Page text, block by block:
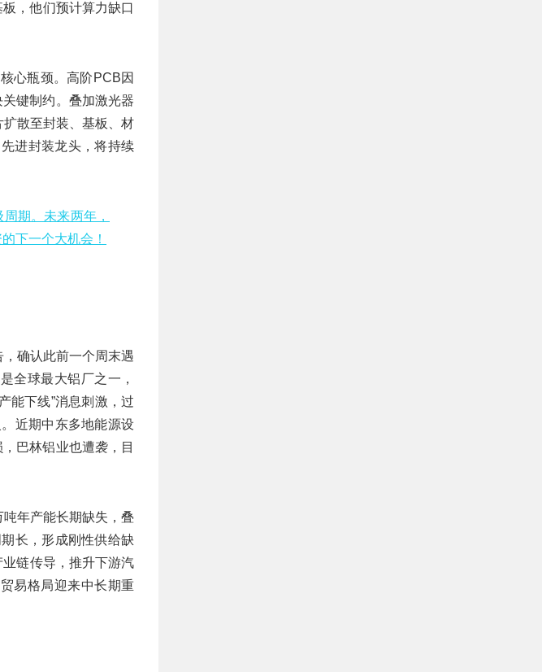
，他们预计算力缺口
心瓶颈。高阶PCB因
键制约。叠加激光器
散至封装、基板、材
进封装龙头，将持续
期。未来两年，
下一个大机会！
确认此前一个周末遇
全球最大铝厂之一，
能下线”消息刺激，过
近期中东多地能源设
巴林铝业也遭袭，目
年产能长期缺失，叠
长，形成刚性供给缺
链传导，推升下游汽
易格局迎来中长期重